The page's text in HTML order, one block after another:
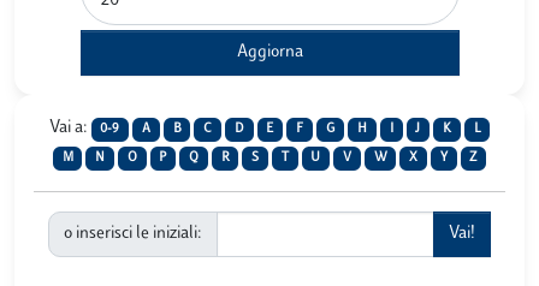
Vai a: 0-9 A B C D E F G H J K L
M N O P Q R S U V W X Y Z
o inserisci le iniziali: